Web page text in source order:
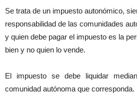
Se trata de un impuesto autonómico,
responsabilidad de las comunidades
y quien debe pagar el impuesto es la
bien y no quien lo vende.
El impuesto se debe liquidar
comunidad autónoma que corresponda.